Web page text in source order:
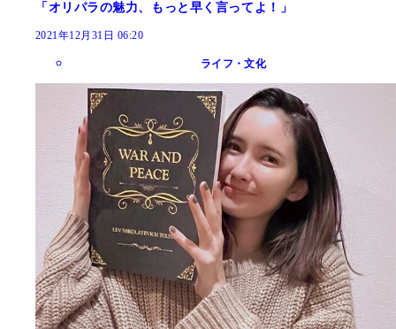
「オリパラの魅力、もっと早く言ってよ！」
2021年12月31日 06:20
ライフ・文化